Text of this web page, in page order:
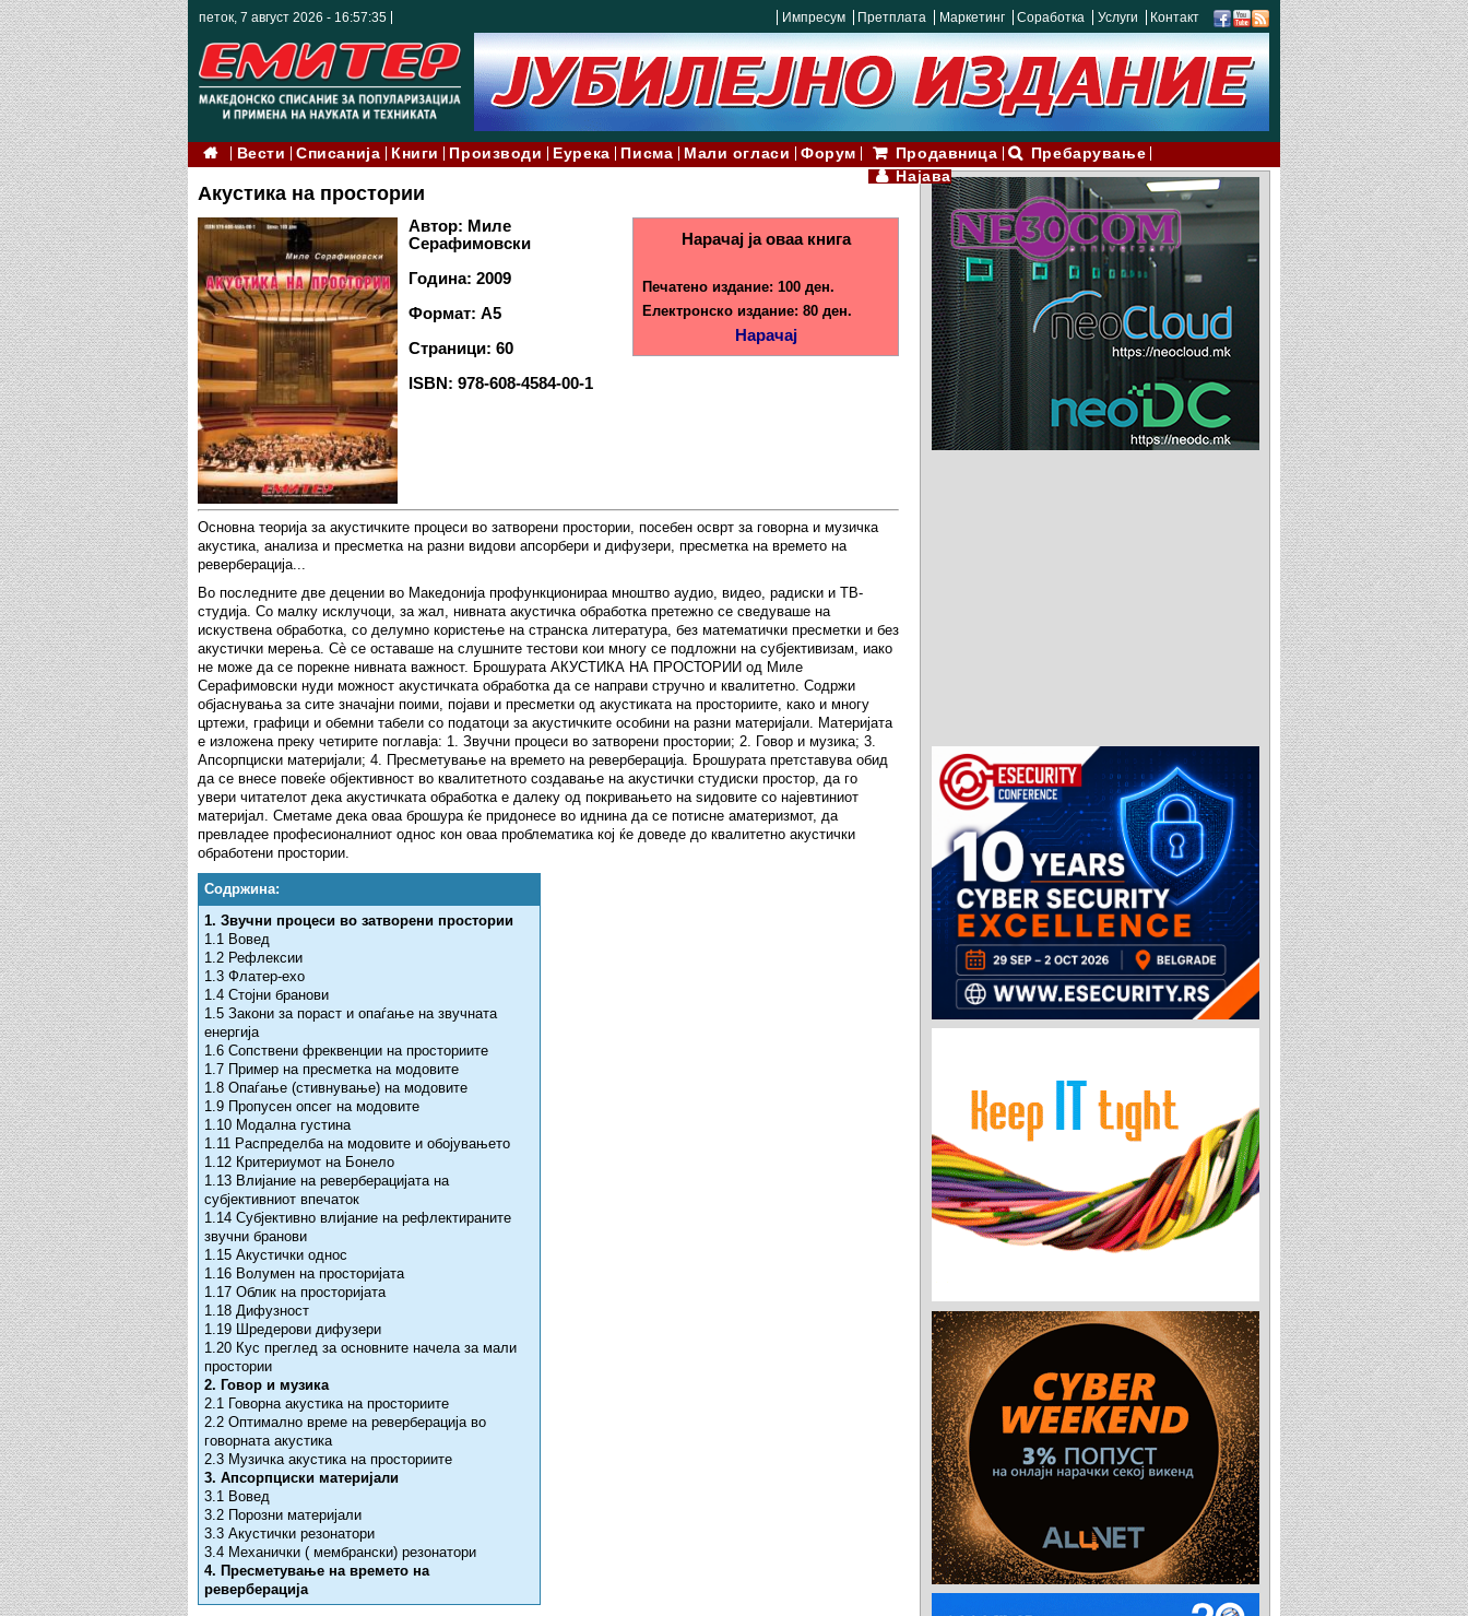
петок, 7 август 2026 - 16:57:36 Импресум Претплата Маркетинг Соработка Услуги Контакт
Вести Списанија Книги Производи Еурека Писма Мали огласи Форум Продавница
Пребарување
Најава
Акустика на простории
Автор: Миле
Серафимовски
Година: 2009
Формат: A5
Страници: 60
ISBN: 978-608-4584-00-1
Нарачај ја оваа книга
Печатено издание: 100 ден.
Електронско издание: 80 ден.
Нарачај
Основна теорија за акустичките процеси во затворени простории, посебен осврт за говорна и музичка
акустика, анализа и пресметка на разни видови апсорбери и дифузери, пресметка на времето на
реверберација...
Во последните две децении во Македонија профункционираа мноштво аудио, видео, радиски и ТВ-
студија. Со малку исклучоци, за жал, нивната акустичка обработка претежно се сведуваше на
искуствена обработка, со делумно користење на странска литература, без математички пресметки и без
акустички мерења. Сè се оставаше на слушните тестови кои многу се подложни на субјективизам, иако
не може да се порекне нивната важност. Брошурата АКУСТИКА НА ПРОСТОРИИ од Миле
Серафимовски нуди можност акустичката обработка да се направи стручно и квалитетно. Содржи
објаснувања за сите значајни поими, појави и пресметки од акустиката на просториите, како и многу
цртежи, графици и обемни табели со податоци за акустичките особини на разни материјали. Материјата
е изложена преку четирите поглавја: 1. Звучни процеси во затворени простории; 2. Говор и музика; 3.
Апсорпциски материјали; 4. Пресметување на времето на реверберација. Брошурата претставува обид
да се внесе повеќе објективност во квалитетното создавање на акустички студиски простор, да го
увери читателот дека акустичката обработка е далеку од покривањето на ѕидовите со најевтиниот
материјал. Сметаме дека оваа брошура ќе придонесе во иднина да се потисне аматеризмот, да
превладее професионалниот однос кон оваа проблематика кој ќе доведе до квалитетно акустички
обработени простории.
Содржина:
1. Звучни процеси во затворени простории
1.1 Вовед
1.2 Рефлексии
1.3 Флатер-ехо
1.4 Стојни бранови
1.5 Закони за пораст и опаѓање на звучната
енергија
1.6 Сопствени фреквенции на просториите
1.7 Пример на пресметка на модовите
1.8 Опаѓање (стивнување) на модовите
1.9 Пропусен опсег на модовите
1.10 Модална густина
1.11 Распределба на модовите и обојувањето
1.12 Критериумот на Бонело
1.13 Влијание на реверберацијата на
субјективниот впечаток
1.14 Субјективно влијание на рефлектираните
звучни бранови
1.15 Акустички однос
1.16 Волумен на просторијата
1.17 Облик на просторијата
1.18 Дифузност
1.19 Шредерови дифузери
1.20 Кус преглед за основните начела за мали
простории
2. Говор и музика
2.1 Говорна акустика на просториите
2.2 Оптимално време на реверберација во
говорната акустика
2.3 Музичка акустика на просториите
3. Апсорпциски материјали
3.1 Вовед
3.2 Порозни материјали
3.3 Акустички резонатори
3.4 Механички ( мембрански) резонатори
4. Пресметување на времето на
реверберација